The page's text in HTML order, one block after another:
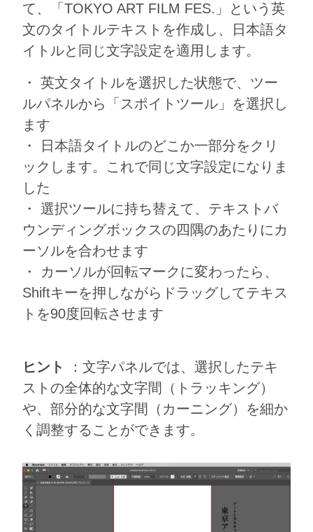
て、「TOKYO ART FILM FES.」という英
文のタイトルテキストを作成し、日本語タ
イトルと同じ文字設定を適用します。
・ 英文タイトルを選択した状態で、ツー
ルパネルから「スポイトツール」を選択し
ます
・ 日本語タイトルのどこか一部分をクリ
ックします。これで同じ文字設定になりま
した
・ 選択ツールに持ち替えて、テキストバ
ウンディングボックスの四隅のあたりにカ
ーソルを合わせます
・ カーソルが回転マークに変わったら、
Shiftキーを押しながらドラッグしてテキス
トを90度回転させます
ヒント
：文字パネルでは、選択したテキ
ストの全体的な文字間（トラッキング）
や、部分的な文字間（カーニング）を細か
く調整することができます。